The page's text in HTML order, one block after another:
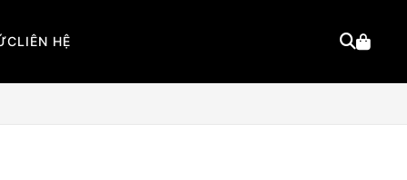
LIÊN HỆ